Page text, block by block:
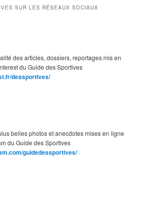
SUR LES RÉSEAUX SOCIAUX
des articles, dossiers, reportages mis en
du Guide des Sportives
dessportives/
belles photos et anecdotes mises en ligne
du Guide des Sportives
guidedessportives/